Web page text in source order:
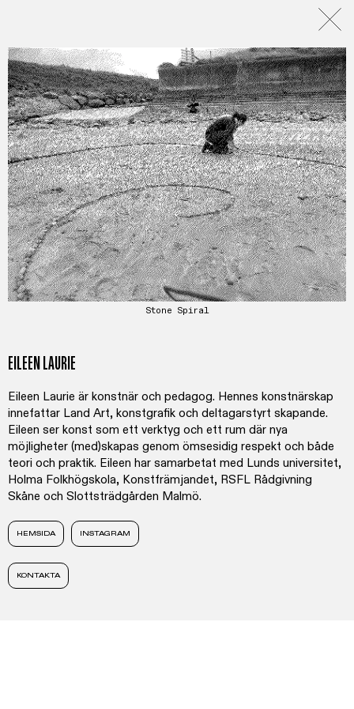
Stone Spiral
EILEEN LAURIE
Eileen Laurie är konstnär och pedagog. Hennes konstnärskap
innefattar Land Art, konstgrafik och deltagarstyrt skapande.
Eileen ser konst som ett verktyg och ett rum där nya
möjligheter (med)skapas genom ömsesidig respekt och både
teori och praktik. Eileen har samarbetat med Lunds universitet,
Holma Folkhögskola, Konstfrämjandet, RSFL Rådgivning
Skåne och Slottsträdgården Malmö.
HEMSIDA INSTAGRAM
KONTAKTA